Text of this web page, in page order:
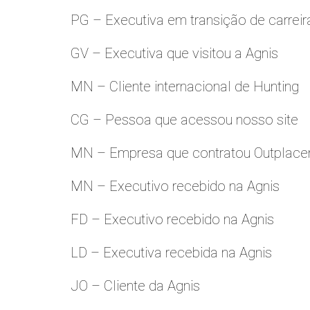
PG – Executiva em transição de
GV – Executiva que visitou a Agnis
MN – Cliente internacional de Hunting
CG – Pessoa que acessou nosso site
MN – Empresa que contratou
MN – Executivo recebido na Agnis
FD – Executivo recebido na Agnis
LD – Executiva recebida na Agnis
JO – Cliente da Agnis